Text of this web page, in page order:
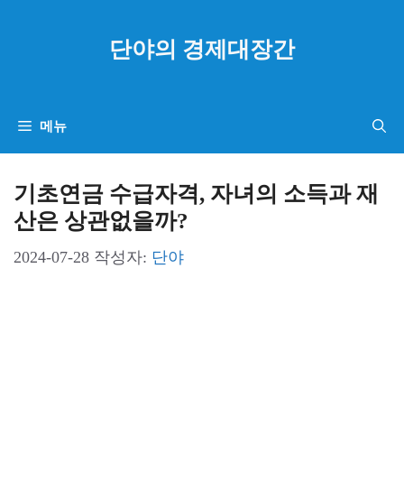
기
단야의 경제대장간
메뉴
기초연금 수급자격, 자녀의 소득과 재
산은 상관없을까?
2024-07-28 작성자: 단야